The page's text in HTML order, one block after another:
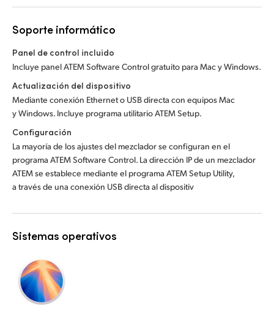
Soporte informático
Panel de control incluido
Incluye panel ATEM Software Control gratuito para Mac y Windows.
Actualización del dispositivo
Mediante conexión Ethernet o USB directa con equipos Mac
y Windows. Incluye programa utilitario ATEM Setup.
Configuración
La mayoría de los ajustes del mezclador se configuran en el
programa ATEM Software Control. La dirección IP de un mezclador
ATEM se establece mediante el programa ATEM Setup Utility,
a través de una conexión USB directa al dispositiv
Sistemas operativos